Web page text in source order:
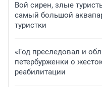
Вой сирен, злые
самый большой
туристки
«Год преследовал и
петербурженки о
реабилитации